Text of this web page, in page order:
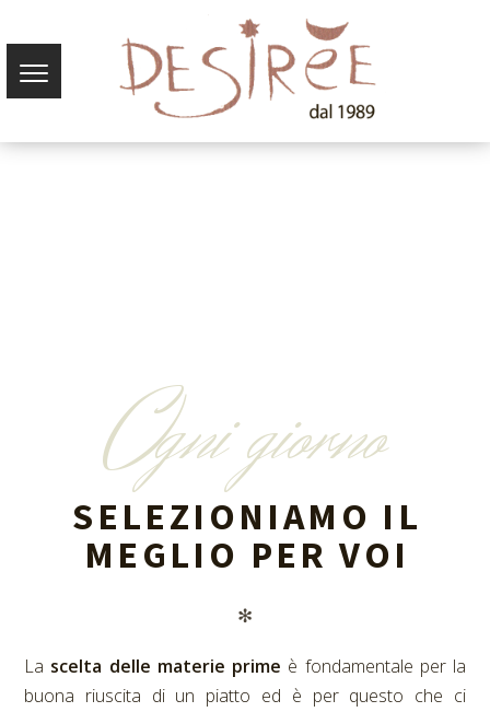
O
gni giorno
SELEZIONIAMO IL
MEGLIO PER VOI
✻
La scelta delle materie prime è fondamentale per la
buona riuscita di un piatto ed è per questo che ci